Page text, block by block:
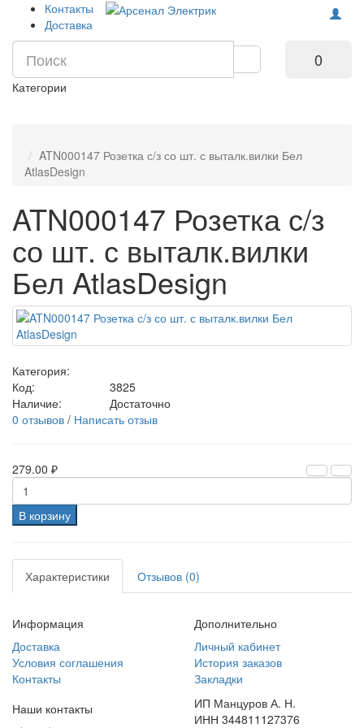
Контакты
Доставка
0
Категории
ATN000147 Розетка с/з со шт. с выталк.вилки Бел
AtlasDesign
ATN000147 Розетка с/з
со шт. с выталк.вилки
Бел AtlasDesign
Категория:
Код:
3825
Наличие:
Достаточно
0 отзывов / Написать отзыв
279.00 ₽
В корзину
Характеристики Отзывов (0)
Информация
Доставка
Условия соглашения
Контакты
Дополнительно
Личный кабинет
История заказов
Закладки
Наши контакты
ИП Манцуров А. Н.
ИНН 344811127376